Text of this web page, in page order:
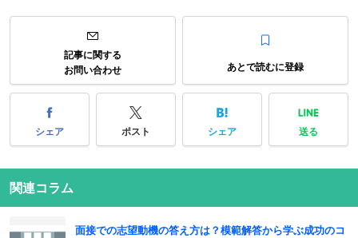
記事に関する
お問い合わせ
あとで読むに登録
シェア ポスト シェア 送る
関連コラム
面接での志望動機の答え方は？模範解答から学ぶ成功のコ